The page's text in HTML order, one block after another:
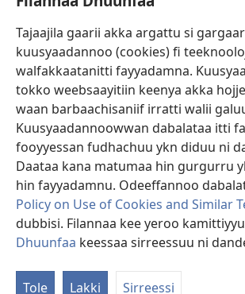
Tajaajila gaarii akka argattu si
kuusyaadannoo (cookies) fi
walfakkaatanitti fayyadamna.
tokko weebsaayitiin keenya akka
waan barbaachisaniif irratti walii
Kuusyaadannoowwan dabalataa itti
fooyyessan fudhachuu ykn diduu ni
Daataa kana matumaa hin gurgurru
hin fayyadamnu. Odeeffannoo
Policy on Use of Cookies and Similar
dubbisi. Filannaa kee yeroo
Dhuunfaa keessaa sirreessuu ni
Tole Lakki Sirreessi
Buusii
(opens
new
window)"LAAYIBRARII INTARNEETIIRRAA"
(opens
new
window)
®
(opens
new
window)Appilikeeshinii JW Library
Copyright© 2026 Watch Tower Bible and Tract
WALII GALTEE|IMAAMMATA MATEENYAA|